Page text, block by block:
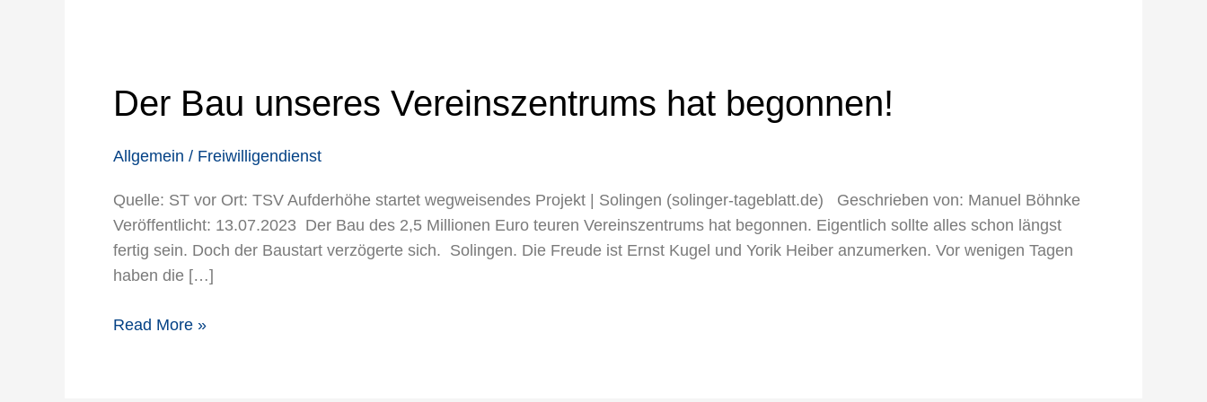
Der Bau unseres Vereinszentrums hat begonnen!
Allgemein / Freiwilligendienst
Quelle: ST vor Ort: TSV Aufderhöhe startet wegweisendes Projekt | Solingen (solinger-tageblatt.de) Geschrieben von: Manuel Böhnke
Veröffentlicht: 13.07.2023 Der Bau des 2,5 Millionen Euro teuren Vereinszentrums hat begonnen. Eigentlich sollte alles schon längst
fertig sein. Doch der Baustart verzögerte sich. Solingen. Die Freude ist Ernst Kugel und Yorik Heiber anzumerken. Vor wenigen Tagen
haben die […]
unseres
Vereinszentrums
begonnen!
Read More »